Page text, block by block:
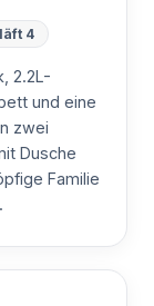
4
2.2L-
und eine
zwei
Dusche
Familie